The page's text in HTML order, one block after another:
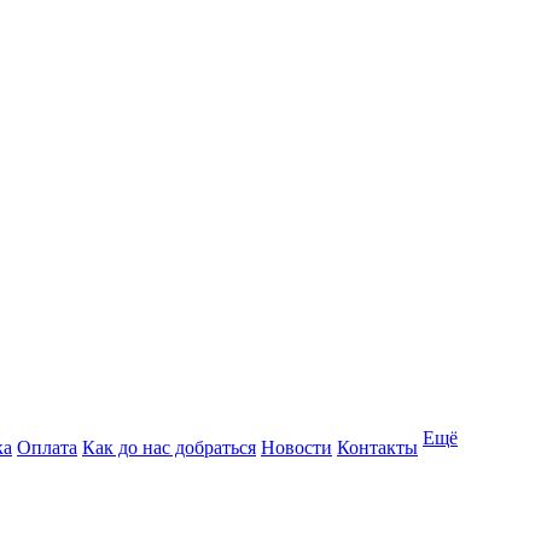
Оплата Как до нас добраться Новости Контакты Ещё